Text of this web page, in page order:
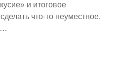
и итоговое
что-то неуместное,